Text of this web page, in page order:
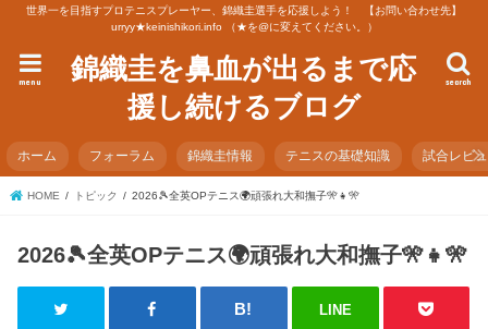
世界一を目指すプロテニスプレーヤー、錦織圭選手を応援しよう！ 【お問い合わせ先】
urryy★keinishikori.info （★を@に変えてください。）
錦織圭を鼻血が出るまで応
援し続けるブログ
search
menu
ホーム フォーラム 錦織圭情報 テニスの基礎知識 試合レビ
HOME トピック 2026🎾全英OPテニス🌍頑張れ大和撫子🎌👧🎌
2026🎾全英OPテニス🌍頑張れ大和撫子🎌👧🎌
LINE